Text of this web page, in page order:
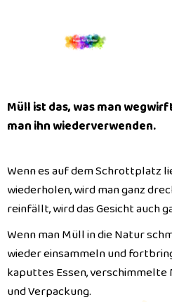
Müll ist das, was man
man ihn wiederverwenden.
Wenn es auf dem Schrottplatz
wiederholen, wird man ganz
reinfällt, wird das Gesicht auch
Wenn man Müll in die Natur
wieder einsammeln und
kaputtes Essen,
und Verpackung.